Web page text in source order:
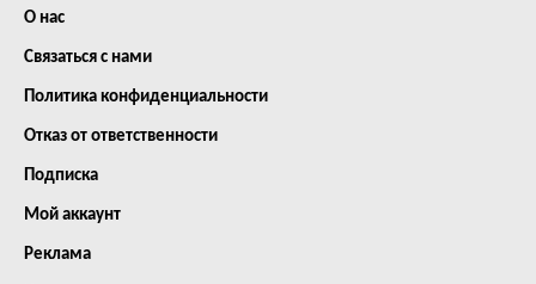
О нас
Связаться с нами
Политика конфиденциальности
Отказ от ответственности
Подписка
Мой аккаунт
Реклама